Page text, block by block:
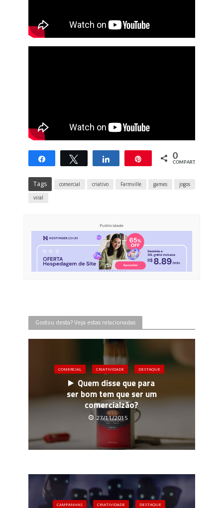
CompartilharTwittar Compartilhar 0
COMPART.
Tags comercial criativo Farmville games
jogos
viral
Publicidade
Gostou desta? Veja estas relacionadas
COMERCIAL CRIATIVIDADE DESTAQUE
Quem disse que para
ser bom tem que ser um
comercialzão?
27/11/2015
CAMPANHAS CRIATIVIDADE DESTAQUE